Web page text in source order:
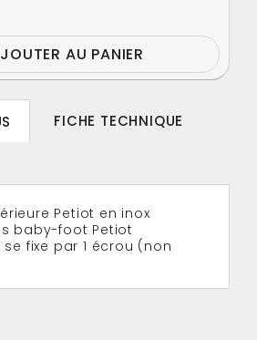
AU PANIER
FICHE TECHNIQUE
Petiot en inox
baby-foot Petiot
se fixe par 1 écrou (non